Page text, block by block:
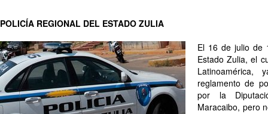
POLICÍA REGIONAL DEL ESTADO ZULIA
El 16 de julio de
Estado Zulia, el
reglamento de
por la
Maracaibo, pero